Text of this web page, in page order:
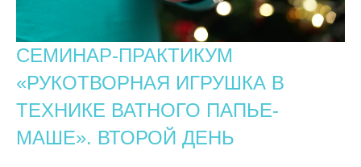
СЕМИНАР-ПРАКТИКУМ
«РУКОТВОРНАЯ ИГРУШКА В
ТЕХНИКЕ ВАТНОГО ПАПЬЕ-
МАШЕ». ВТОРОЙ ДЕНЬ